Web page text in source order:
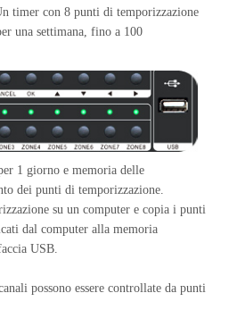
timer con 8 punti di temporizzazione
una settimana, fino a 100
1 giorno e memoria delle
dei punti di temporizzazione.
su un computer e copia i punti
dal computer alla memoria
USB.
possono essere controllate da punti